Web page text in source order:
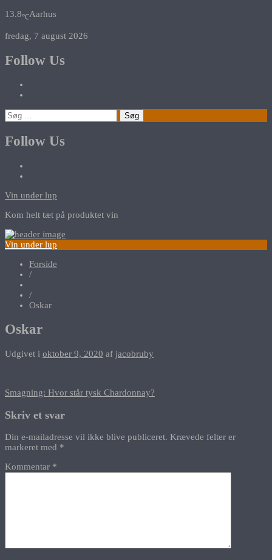
13.8℃Aarhus
fredag, 7 august 2026
Follow Us
Søg
efter:
Follow Us
Vin under lup
Kom helt tæt på produktet vin
Vin under lup
Forside
/
/
Oskar
Oskar
Udgivet i oktober 9, 2020 af jacobruby
Indlægsnavigation
Smagning: Hvor står tysk Chardonnay?
Skriv et svar
Din e-mailadresse vil ikke blive publiceret. Krævede felter er
markeret med *
Kommentar *